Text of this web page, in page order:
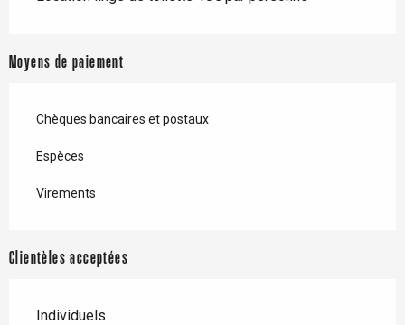
Moyens de paiement
Chèques bancaires et postaux
Espèces
Virements
Clientèles acceptées
Individuels